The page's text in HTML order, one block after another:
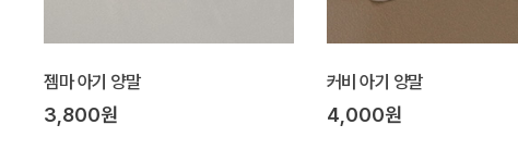
젬마 아기 양말
3,800원
커비 아기 양말
4,000원